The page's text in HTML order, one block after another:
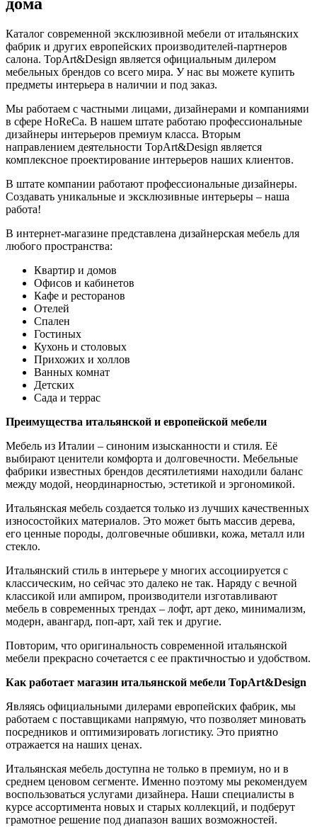
дома
Каталог современной эксклюзивной мебели от итальянских
фабрик и других европейских производителей-партнеров
салона. TopArt&Design является официальным дилером
мебельных брендов со всего мира. У нас вы можете купить
предметы интерьера в наличии и под заказ.
Мы работаем с частными лицами, дизайнерами и компаниями
в сфере HoReCa. В нашем штате работаю профессиональные
дизайнеры интерьеров премиум класса. Вторым
направлением деятельности TopArt&Design является
комплексное проектирование интерьеров наших клиентов.
В штате компании работают профессиональные дизайнеры.
Создавать уникальные и эксклюзивные интерьеры – наша
работа!
В интернет-магазине представлена дизайнерская мебель для
любого пространства:
Квартир и домов
Офисов и кабинетов
Кафе и ресторанов
Отелей
Спален
Гостиных
Кухонь и столовых
Прихожих и холлов
Ванных комнат
Детских
Сада и террас
Преимущества итальянской и европейской мебели
Мебель из Италии – синоним изысканности и стиля. Её
выбирают ценители комфорта и долговечности. Мебельные
фабрики известных брендов десятилетиями находили баланс
между модой, неординарностью, эстетикой и эргономикой.
Итальянская мебель создается только из лучших качественных
износостойких материалов. Это может быть массив дерева,
его ценные породы, долговечные обшивки, кожа, металл или
стекло.
Итальянский стиль в интерьере у многих ассоциируется с
классическим, но сейчас это далеко не так. Наряду с вечной
классикой или ампиром, производители изготавливают
мебель в современных трендах – лофт, арт деко, минимализм,
модерн, авангард, поп-арт, хай тек и другие.
Повторим, что оригинальность современной итальянской
мебели прекрасно сочетается с ее практичностью и удобством.
Как работает магазин итальянской мебели TopArt&Design
Являясь официальными дилерами европейских фабрик, мы
работаем с поставщиками напрямую, что позволяет миновать
посредников и оптимизировать логистику. Это приятно
отражается на наших ценах.
Итальянская мебель доступна не только в премиум, но и в
среднем ценовом сегменте. Именно поэтому мы рекомендуем
воспользоваться услугами дизайнера. Наши специалисты в
курсе ассортимента новых и старых коллекций, и подберут
грамотное решение под диапазон ваших возможностей.